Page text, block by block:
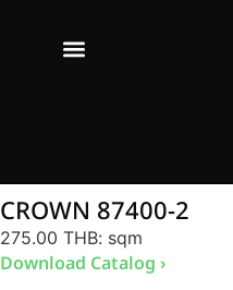
CROWN 87400-2
275.00 THB: sqm
Download Catalog ›